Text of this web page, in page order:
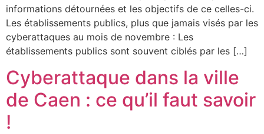
informations détournées et les objectifs de ce celles-ci.
Les établissements publics, plus que jamais visés par les
cyberattaques au mois de novembre : Les
établissements publics sont souvent ciblés par les […]
Cyberattaque dans la ville
de Caen : ce qu’il faut savoir
!